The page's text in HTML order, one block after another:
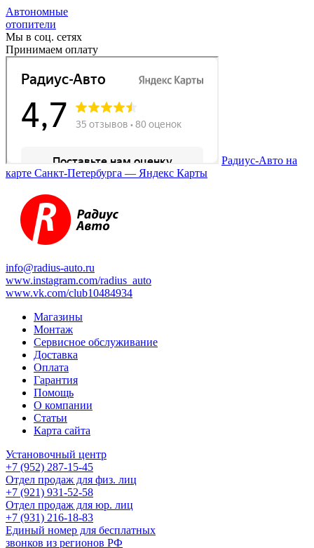
Автономные
отопители
Мы в соц. сетях
Принимаем оплату
Радиус-Авто на
карте Санкт‑Петербурга — Яндекс Карты
info@radius-auto.ru
www.instagram.com/radius_auto
www.vk.com/club10484934
Магазины
Монтаж
Сервисное обслуживание
Доставка
Оплата
Гарантия
Помощь
О компании
Статьи
Карта сайта
Установочный центр
+7 (952) 287-15-45
Отдел продаж для физ. лиц
+7 (921) 931-52-58
Отдел продаж для юр. лиц
+7 (931) 216-18-83
Единый номер для бесплатных
звонков из регионов РФ